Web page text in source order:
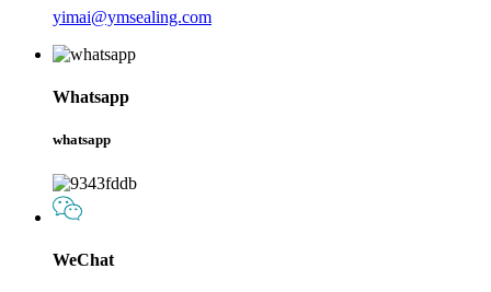
yimai@ymsealing.com
Whatsapp
whatsapp
WeChat